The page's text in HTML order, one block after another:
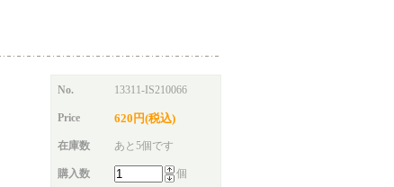
No. 13311-IS210066
Price 620円(税込)
在庫数 あと5個です
購入数 個